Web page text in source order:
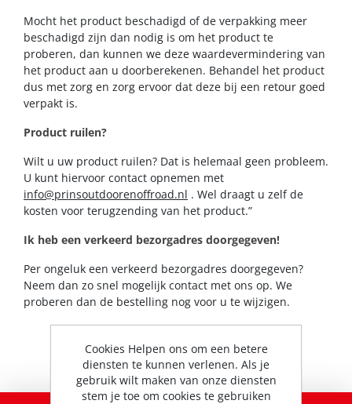
Mocht het product beschadigd of de verpakking meer
beschadigd zijn dan nodig is om het product te
proberen, dan kunnen we deze waardevermindering van
het product aan u doorberekenen. Behandel het product
dus met zorg en zorg ervoor dat deze bij een retour goed
verpakt is.
Product ruilen?
Wilt u uw product ruilen? Dat is helemaal geen probleem.
U kunt hiervoor contact opnemen met
info@prinsoutdoorenoffroad.nl . Wel draagt u zelf de
kosten voor terugzending van het product.”
Ik heb een verkeerd bezorgadres doorgegeven!
Per ongeluk een verkeerd bezorgadres doorgegeven?
Neem dan zo snel mogelijk contact met ons op. We
proberen dan de bestelling nog voor u te wijzigen.
Cookies Helpen ons om een betere
diensten te kunnen verlenen. Als je
gebruik wilt maken van onze diensten
stem je toe om cookies te gebruiken